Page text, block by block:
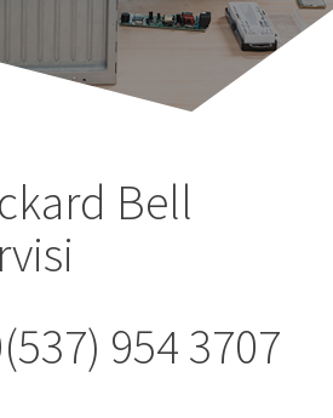
Bell
954 3707